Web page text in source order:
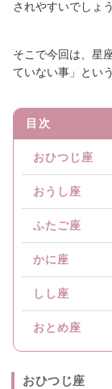
されやすいでしょう
そこで今回は、星
ていない事」とい
目次
おひつじ座
おうし座
ふたご座
かに座
しし座
おとめ座
おひつじ座